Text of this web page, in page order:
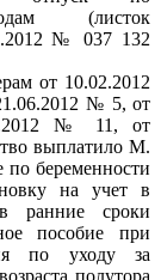
(листок
№ 037 132
от 10.02.2012
№ 5, от
№ 11, от
выплатило М.
по беременности
на учет в
ранние сроки
пособие при
по уходу за
полутора